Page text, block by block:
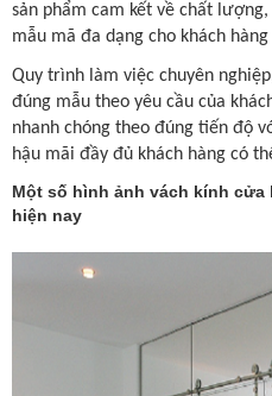
sản phẩm cam kết về chất
mẫu mã đa dạng cho khách
Quy trình làm việc chuyên
đúng mẫu theo yêu cầu của
nhanh chóng theo đúng tiến độ
hậu mãi đầy đủ khách hàng có
Một số hình ảnh vách kính
hiện nay